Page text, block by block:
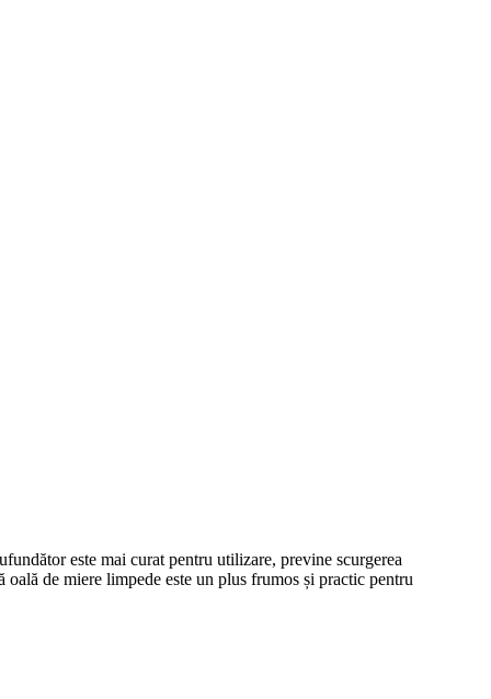
este mai curat pentru utilizare, previne scurgerea
de miere limpede este un plus frumos și practic pentru